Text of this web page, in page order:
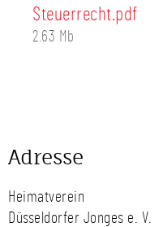
Steuerrecht.pdf
2.63 Mb
Adresse
Heimatverein
Düsseldorfer Jonges e. V.